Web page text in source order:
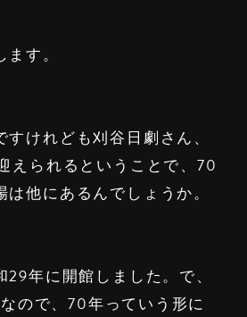
す。
けれども刈谷日劇さん、
えられるということで、70
他にあるんでしょうか。
年に開館しました。で、
ので、70年っていう形に